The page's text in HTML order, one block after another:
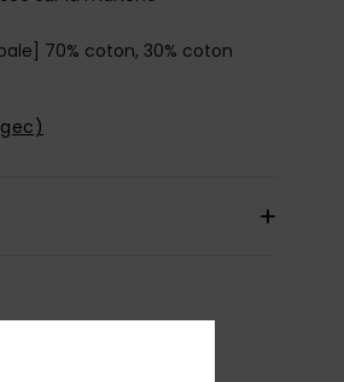
70% coton, 30% coton